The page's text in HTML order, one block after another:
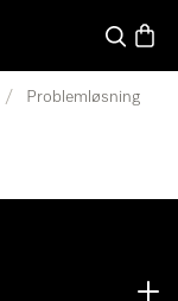
Søk
/ Problemløsning